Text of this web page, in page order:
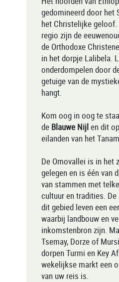
gedomineerd door het
het Christelijke geloof.
regio zijn de
de Orthodoxe
in het dorpje Lalibela.
onderdompelen door
getuige van de
hangt.
Kom oog in oog te
de Blauwe Nijlen dit
eilanden van het
De Omovallei is in het
gelegen en is één van
van stammen met
cultuur en tradities.
dit gebied leven een
waarbij landbouw en
inkomstenbron zijn.
Tsemay, Dorze of
dorpen Turmi en Key
wekelijkse markt een
van uw reis is.